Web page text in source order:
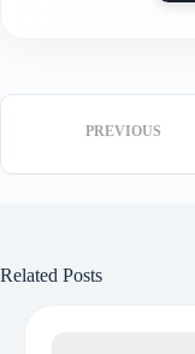
PREVIOUS
Related Posts